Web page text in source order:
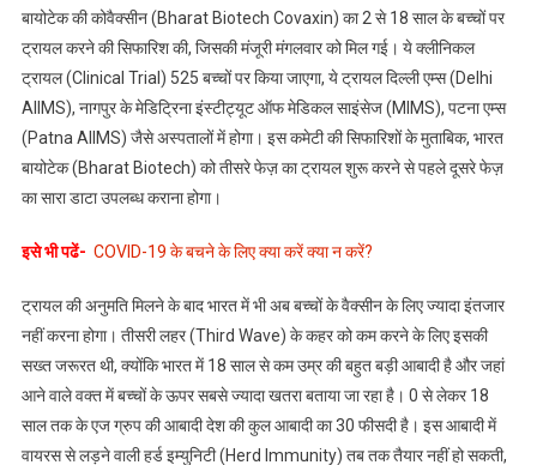
बायोटेक की कोवैक्सीन (Bharat Biotech Covaxin) का 2 से 18 साल के बच्चों पर
ट्रायल करने की सिफारिश की, जिसकी मंजूरी मंगलवार को मिल गई। ये क्लीनिकल
ट्रायल (Clinical Trial) 525 बच्चों पर किया जाएगा, ये ट्रायल दिल्ली एम्स (Delhi
AIIMS), नागपुर के मेडिट्रिना इंस्टीट्यूट ऑफ मेडिकल साइंसेज (MIMS), पटना एम्स
(Patna AIIMS) जैसे अस्पतालों में होगा। इस कमेटी की सिफारिशों के मुताबिक, भारत
बायोटेक (Bharat Biotech) को तीसरे फेज़ का ट्रायल शुरू करने से पहले दूसरे फेज़
का सारा डाटा उपलब्ध कराना होगा।
इसे भी पढें- COVID-19 के बचने के लिए क्या करें क्या न करें?
ट्रायल की अनुमति मिलने के बाद भारत में भी अब बच्चों के वैक्सीन के लिए ज्यादा इंतजार
नहीं करना होगा। तीसरी लहर (Third Wave) के कहर को कम करने के लिए इसकी
सख्त जरूरत थी, क्योंकि भारत में 18 साल से कम उम्र की बहुत बड़ी आबादी है और जहां
आने वाले वक्त में बच्चों के ऊपर सबसे ज्यादा खतरा बताया जा रहा है। 0 से लेकर 18
साल तक के एज ग्रुप की आबादी देश की कुल आबादी का 30 फीसदी है। इस आबादी में
वायरस से लड़ने वाली हर्ड इम्युनिटी (Herd Immunity) तब तक तैयार नहीं हो सकती,